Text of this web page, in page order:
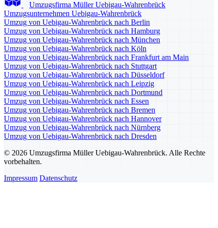
Umzugsfirma Müller Uebigau-Wahrenbrück
Umzugsunternehmen Uebigau-Wahrenbrück
Umzug von Uebigau-Wahrenbrück nach Berlin
Umzug von Uebigau-Wahrenbrück nach Hamburg
Umzug von Uebigau-Wahrenbrück nach München
Umzug von Uebigau-Wahrenbrück nach Köln
Umzug von Uebigau-Wahrenbrück nach Frankfurt am Main
Umzug von Uebigau-Wahrenbrück nach Stuttgart
Umzug von Uebigau-Wahrenbrück nach Düsseldorf
Umzug von Uebigau-Wahrenbrück nach Leipzig
Umzug von Uebigau-Wahrenbrück nach Dortmund
Umzug von Uebigau-Wahrenbrück nach Essen
Umzug von Uebigau-Wahrenbrück nach Bremen
Umzug von Uebigau-Wahrenbrück nach Hannover
Umzug von Uebigau-Wahrenbrück nach Nürnberg
Umzug von Uebigau-Wahrenbrück nach Dresden
© 2026 Umzugsfirma Müller Uebigau-Wahrenbrück. Alle Rechte
vorbehalten.
Impressum Datenschutz